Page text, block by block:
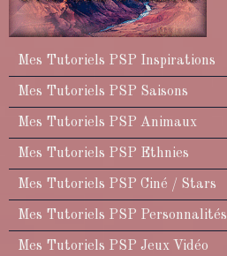
Mes Tutoriels PSP Inspirations
Mes Tutoriels PSP Saisons
Mes Tutoriels PSP Animaux
Mes Tutoriels PSP Ethnies
Mes Tutoriels PSP Ciné / Stars
Mes Tutoriels PSP Personnalités
Mes Tutoriels PSP Jeux Vidéo